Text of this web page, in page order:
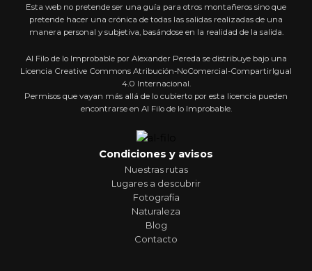
Esta web no pretende ser una guía para otros montañeros sino que
pretende hacer una crónica de todas las salidas realizadas de una
manera personal y subjetiva, basándose en la realidad de la salida.
Al Filo de lo Improbable por Alexander Pereda se distribuye bajo una
Licencia Creative Commons Atribución-NoComercial-CompartirIgual
4.0 Internacional.
Permisos que vayan más allá de lo cubierto por esta licencia pueden
encontrarse en Al Filo de lo Improbable.
Condiciones y avisos
Nuestras rutas
Lugares a descubrir
Fotografía
Naturaleza
Blog
Contacto